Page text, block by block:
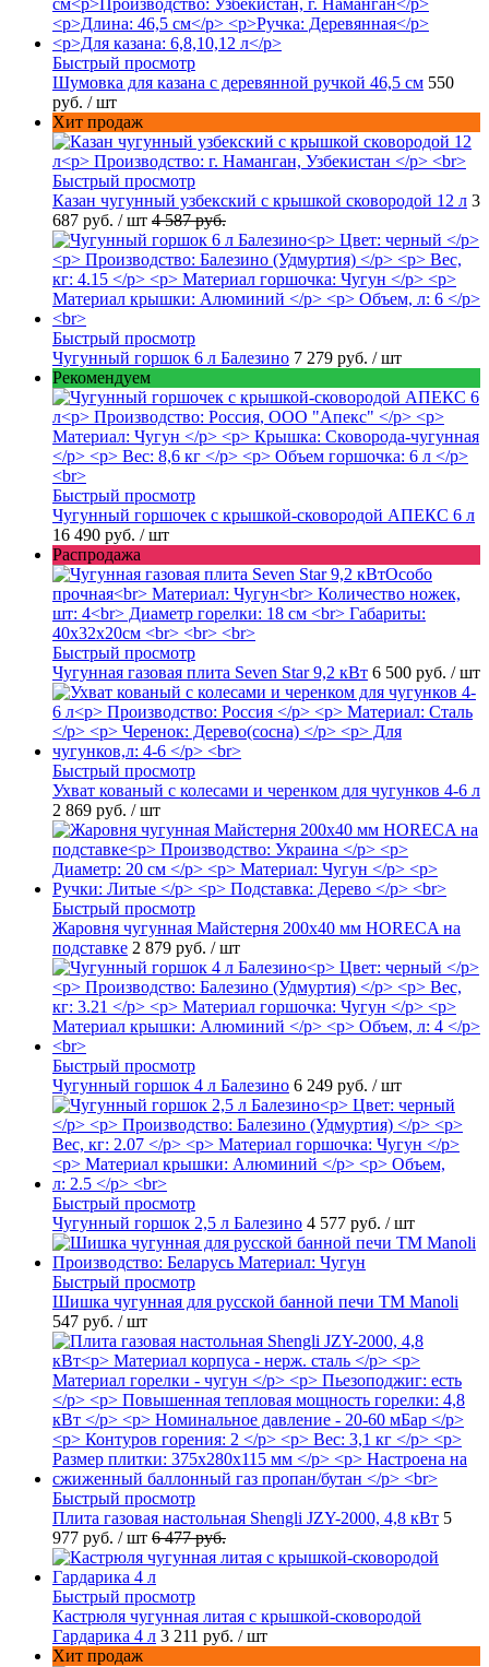
Быстрый просмотр
Шумовка для казана с деревянной ручкой 46,5 см 550
руб. / шт
Хит продаж
Быстрый просмотр
Казан чугунный узбекский с крышкой сковородой 12 л 3
687 руб. / шт 4 587 руб.
Быстрый просмотр
Чугунный горшок 6 л Балезино 7 279 руб. / шт
Рекомендуем
Быстрый просмотр
Чугунный горшочек с крышкой-сковородой АПЕКС 6 л
16 490 руб. / шт
Распродажа
Быстрый просмотр
Чугунная газовая плита Seven Star 9,2 кВт 6 500 руб. / шт
Быстрый просмотр
Ухват кованый с колесами и черенком для чугунков 4-6 л
2 869 руб. / шт
Быстрый просмотр
Жаровня чугунная Майстерня 200х40 мм HORECA на
подставке 2 879 руб. / шт
Быстрый просмотр
Чугунный горшок 4 л Балезино 6 249 руб. / шт
Быстрый просмотр
Чугунный горшок 2,5 л Балезино 4 577 руб. / шт
Быстрый просмотр
Шишка чугунная для русской банной печи ТМ Manoli
547 руб. / шт
Быстрый просмотр
Плита газовая настольная Shengli JZY-2000, 4,8 кВт 5
977 руб. / шт 6 477 руб.
Быстрый просмотр
Кастрюля чугунная литая с крышкой-сковородой
Гардарика 4 л 3 211 руб. / шт
Хит продаж